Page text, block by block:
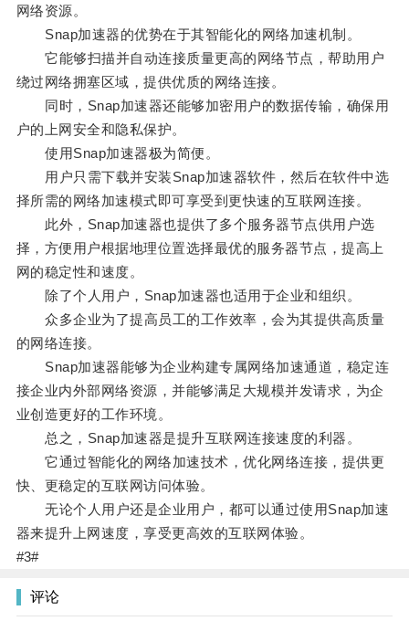
网络资源。
Snap加速器的优势在于其智能化的网络加速机制。
它能够扫描并自动连接质量更高的网络节点，帮助用户
绕过网络拥塞区域，提供优质的网络连接。
同时，Snap加速器还能够加密用户的数据传输，确保用
户的上网安全和隐私保护。
使用Snap加速器极为简便。
用户只需下载并安装Snap加速器软件，然后在软件中选
择所需的网络加速模式即可享受到更快速的互联网连接。
此外，Snap加速器也提供了多个服务器节点供用户选
择，方便用户根据地理位置选择最优的服务器节点，提高上
网的稳定性和速度。
除了个人用户，Snap加速器也适用于企业和组织。
众多企业为了提高员工的工作效率，会为其提供高质量
的网络连接。
Snap加速器能够为企业构建专属网络加速通道，稳定连
接企业内外部网络资源，并能够满足大规模并发请求，为企
业创造更好的工作环境。
总之，Snap加速器是提升互联网连接速度的利器。
它通过智能化的网络加速技术，优化网络连接，提供更
快、更稳定的互联网访问体验。
无论个人用户还是企业用户，都可以通过使用Snap加速
器来提升上网速度，享受更高效的互联网体验。
#3#
评论